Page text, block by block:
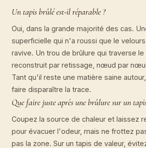
Un tapis brûlé est-il réparable ?
Oui, dans la grande majorité des cas.
superficielle qui n'a roussi que le
ravive. Un trou de brûlure qui traverse le
reconstruit par retissage, nœud par
Tant qu'il reste une matière saine
faire disparaître la trace.
Que faire juste après une brûlure sur un
Coupez la source de chaleur et laissez
pour évacuer l'odeur, mais ne frottez
pas la zone. Sur un tapis de valeur,